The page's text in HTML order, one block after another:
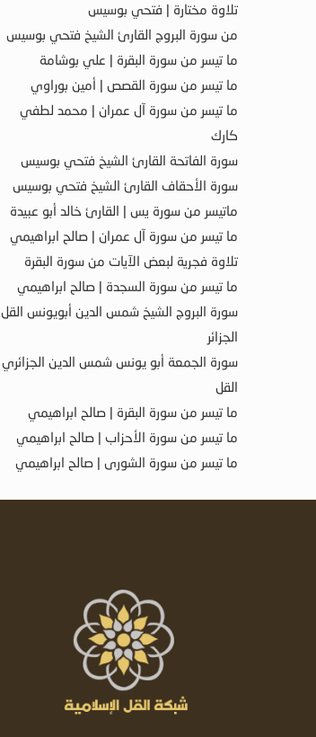
تلاوة مختارة | فتحي بوسيس
من سورة البروج القارئ الشيخ فتحي بوسيس
ما تيسر من سورة البقرة | علي بوشامة
ما تيسر من سورة القصص | أمين بوراوي
ما تيسر من سورة آل عمران | محمد لطفي
كارك
سورة الفاتحة القارئ الشيخ فتحي بوسيس
سورة الأحقاف القارئ الشيخ فتحي بوسيس
ماتيسر من سورة يس | القارئ خالد أبو عبيدة
ما تيسر من سورة آل عمران | صالح ابراهيمي
تلاوة فجرية لبعض الآيات من سورة البقرة
ما تيسر من سورة السجدة | صالح ابراهيمي
سورة البروج الشيخ شمس الدين أبويونس القل
الجزائر
سورة الجمعة أبو يونس شمس الدين الجزائري
القل
ما تيسر من سورة البقرة | صالح ابراهيمي
ما تيسر من سورة الأحزاب | صالح ابراهيمي
ما تيسر من سورة الشورى | صالح ابراهيمي